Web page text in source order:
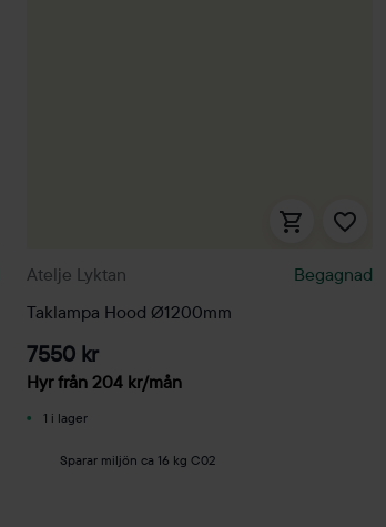
Atelje Lyktan
Begagnad
Taklampa Hood Ø1200mm
7550 kr
Hyr från 204 kr/mån
1 i lager
Sparar miljön ca 16 kg C02